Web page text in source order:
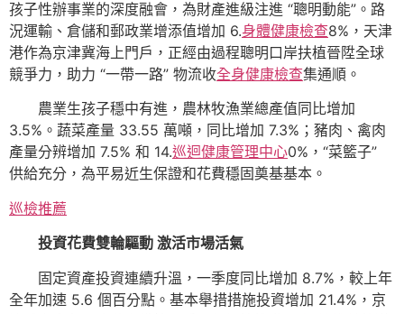
孩子性辦事業的深度融會，為財產進級注進 “聰明動能”。路
況運輸、倉儲和郵政業增添值增加 6.身體健康檢查8%，天津
港作為京津冀海上門戶，正經由過程聰明口岸扶植晉陞全球
競爭力，助力 “一帶一路” 物流收全身健康檢查集通順。
農業生孩子穩中有進，農林牧漁業總產值同比增加
3.5%。蔬菜產量 33.55 萬噸，同比增加 7.3%；豬肉、禽肉
產量分辨增加 7.5% 和 14.巡迴健康管理中心0%，“菜籃子”
供給充分，為平易近生保證和花費穩固奠基基本。
巡檢推薦
投資花費雙輪驅動 激活市場活氣
固定資產投資連續升溫，一季度同比增加 8.7%，較上年
全年加速 5.6 個百分點。基本舉措措施投資增加 21.4%，京